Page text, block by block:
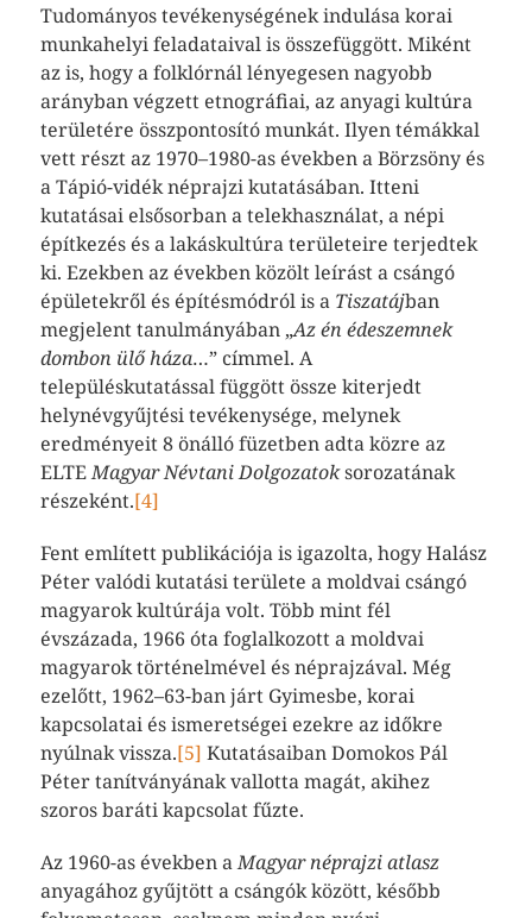
Tudományos tevékenységének indulása korai
munkahelyi feladataival is összefüggött. Miként
az is, hogy a folklórnál lényegesen nagyobb
arányban végzett etnográfiai, az anyagi kultúra
területére összpontosító munkát. Ilyen témákkal
vett részt az 1970–1980-as években a Börzsöny és
a Tápió-vidék néprajzi kutatásában. Itteni
kutatásai elsősorban a telekhasználat, a népi
építkezés és a lakáskultúra területeire terjedtek
ki. Ezekben az években közölt leírást a csángó
épületekről és építésmódról is a Tiszatájban
megjelent tanulmányában „Az én édeszemnek
dombon ülő háza…” címmel. A
településkutatással függött össze kiterjedt
helynévgyűjtési tevékenysége, melynek
eredményeit 8 önálló füzetben adta közre az
ELTEMagyar Névtani Dolgozatoksorozatának
részeként.[4]
Fent említett publikációja is igazolta, hogy Halász
Péter valódi kutatási területe a moldvai csángó
magyarok kultúrája volt. Több mint fél
évszázada, 1966 óta foglalkozott a moldvai
magyarok történelmével és néprajzával. Még
ezelőtt, 1962–63-ban járt Gyimesbe, korai
kapcsolatai és ismeretségei ezekre az időkre
nyúlnak vissza.[5] Kutatásaiban Domokos Pál
Péter tanítványának vallotta magát, akihez
szoros baráti kapcsolat fűzte.
Az 1960-as években aMagyar néprajzi atlasz
anyagához gyűjtött a csángók között, később